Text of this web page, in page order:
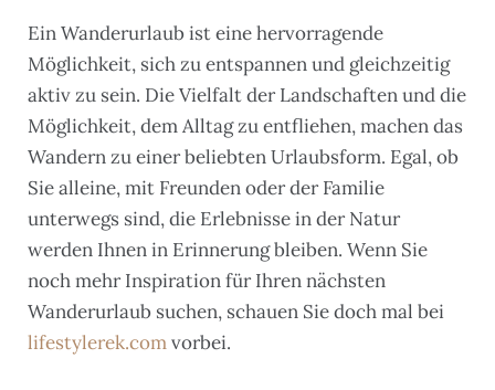
Ein Wanderurlaub ist eine hervorragende
Möglichkeit, sich zu entspannen und gleichzeitig
aktiv zu sein. Die Vielfalt der Landschaften und die
Möglichkeit, dem Alltag zu entfliehen, machen das
Wandern zu einer beliebten Urlaubsform. Egal, ob
Sie alleine, mit Freunden oder der Familie
unterwegs sind, die Erlebnisse in der Natur
werden Ihnen in Erinnerung bleiben. Wenn Sie
noch mehr Inspiration für Ihren nächsten
Wanderurlaub suchen, schauen Sie doch mal bei
lifestylerek.comvorbei.